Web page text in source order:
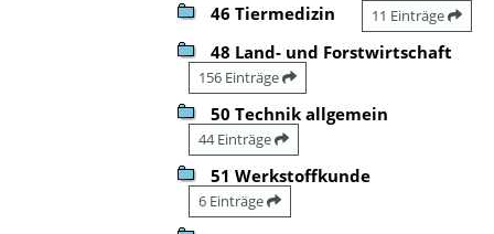
46 Tiermedizin 11 Einträge
48 Land- und Forstwirtschaft
156 Einträge
50 Technik allgemein
44 Einträge
51 Werkstoffkunde
6 Einträge